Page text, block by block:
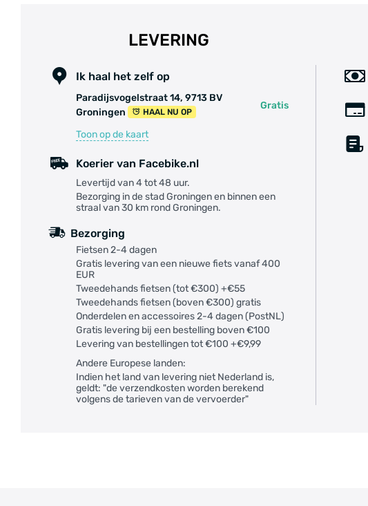
LEVERING
Ik haal het zelf op
Paradijsvogelstraat 14, 9713 BV
Groningen
HAAL NU OP
Gratis
Toon op de kaart
Koerier van Facebike.nl
Levertijd van 4 tot 48 uur.
Bezorging in de stad Groningen en binnen een
straal van 30 km rond Groningen.
Bezorging
Fietsen 2-4 dagen
Gratis levering van een nieuwe fiets vanaf 400
EUR
Tweedehands fietsen (tot €300) +€55
Tweedehands fietsen (boven €300) gratis
Onderdelen en accessoires 2-4 dagen (PostNL)
Gratis levering bij een bestelling boven €100
Levering van bestellingen tot €100 +€9,99
Andere Europese landen:
Indien het land van levering niet Nederland is,
geldt: "de verzendkosten worden berekend
volgens de tarieven van de vervoerder"